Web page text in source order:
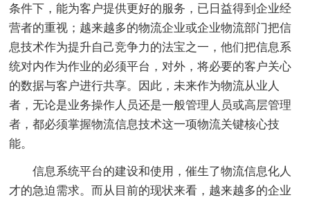
条件下，能为客户提供更好的服务，已日益得到企业经
营者的重视；越来越多的物流企业或企业物流部门把信
息技术作为提升自己竞争力的法宝之一，他们把信息系
统对内作为作业的必须平台，对外，将必要的客户关心
的数据与客户进行共享。因此，未来作为物流从业人
者，无论是业务操作人员还是一般管理人员或高层管理
者，都必须掌握物流信息技术这一项物流关键核心技
能。
信息系统平台的建设和使用，催生了物流信息化人
才的急迫需求。而从目前的现状来看，越来越多的企业